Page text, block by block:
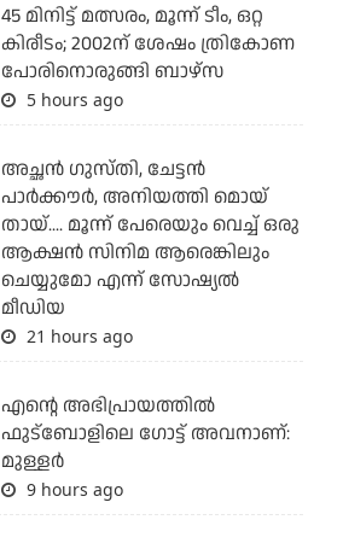
45 മിനിട്ട് മത്സരം, മൂന്ന് ടീം, ഒറ്റ
കിരീടം; 2002ന് ശേഷം ത്രികോണ
പോരിനൊരുങ്ങി ബാഴ്‌സ
5 hours ago
അച്ഛന്‍ ഗുസ്തി, ചേട്ടന്‍
പാര്‍ക്കൗര്‍, അനിയത്തി മൊയ്
തായ്.... മൂന്ന് പേരെയും വെച്ച് ഒരു
ആക്ഷന്‍ സിനിമ ആരെങ്കിലും
ചെയ്യുമോ എന്ന് സോഷ്യല്‍
മീഡിയ
21 hours ago
എന്റെ അഭിപ്രായത്തില്‍
ഫുട്‌ബോളിലെ ഗോട്ട് അവനാണ്:
മുള്ളര്‍
9 hours ago